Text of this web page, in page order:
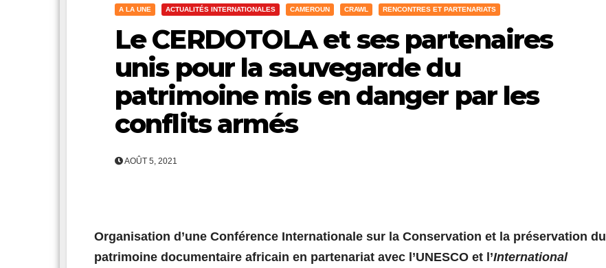
A LA UNE ACTUALITÉS INTERNATIONALES CAMEROUN CRAWL RENCONTRES ET PARTENARIATS
Le CERDOTOLA et ses partenaires
unis pour la sauvegarde du
patrimoine mis en danger par les
conflits armés
AOÛT 5, 2021
Organisation d’une Conférence Internationale sur la Conservation et la préservation du
patrimoine documentaire africain en partenariat avec l’UNESCO et l’International